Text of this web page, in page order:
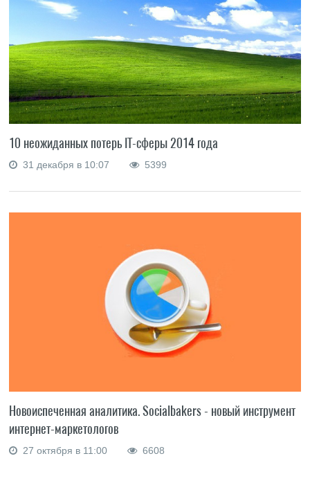
10 неожиданных потерь IT-сферы 2014 года
31 декабря в 10:07 5399
Новоиспеченная аналитика. Socialbakers - новый инструмент
интернет-маркетологов
27 октября в 11:00 6608